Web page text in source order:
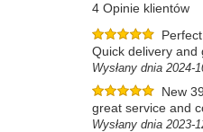
4 Opinie klientów
Perfect
Quick delivery and
Wysłany dnia 2024-
New
great service and
Wysłany dnia 2023-